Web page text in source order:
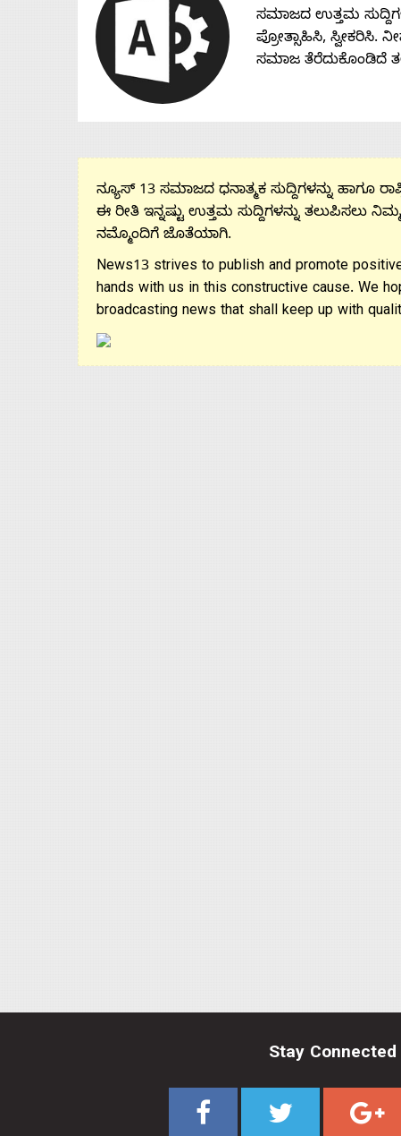
ಸಮಾಜದ ಉತ್ತಮ
ಪ್ರೋತ್ಸಾಹಿಸಿ, ಸ್ವೀಕರಿಸಿ.
ಸಮಾಜ ತೆರೆದುಕೊಂಡಿದೆ
ನ್ಯೂಸ್ 13 ಸಮಾಜದ ಧನಾತ್ಮಕ ಸುದ್ದಿಗಳನ್ನು ಹಾಗೂ
ಈ ರೀತಿ ಇನ್ನಷ್ಟು ಉತ್ತಮ ಸುದ್ದಿಗಳನ್ನು ತಲುಪಿಸಲು
ನಮ್ಮೊಂದಿಗೆ ಜೊತೆಯಾಗಿ.
News13 strives to publish and promote
hands with us in this constructive cause. We
broadcasting news that shall keep up with
Stay Connected